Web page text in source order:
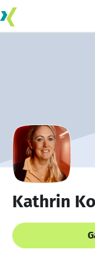
Kathrin